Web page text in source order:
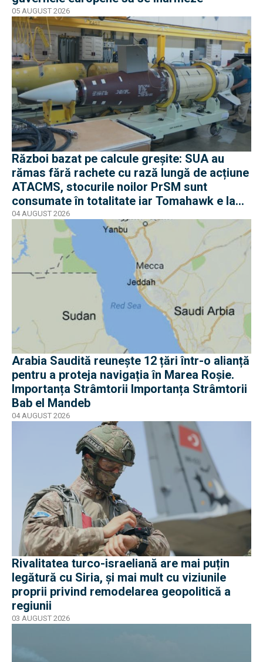
05 AUGUST 2026
Război bazat pe calcule greșite: SUA au
rămas fără rachete cu rază lungă de acțiune
ATACMS, stocurile noilor PrSM sunt
consumate în totalitate iar Tomahawk e la
jumătate
04 AUGUST 2026
Arabia Saudită reunește 12 țări într-o alianță
pentru a proteja navigația în Marea Roșie.
Importanța Strâmtorii Importanța Strâmtorii
Bab el Mandeb
04 AUGUST 2026
Rivalitatea turco-israeliană are mai puțin
legătură cu Siria, și mai mult cu viziunile
proprii privind remodelarea geopolitică a
regiunii
03 AUGUST 2026